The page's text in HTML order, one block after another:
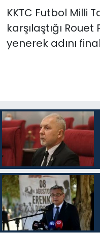
KKTC Futbol Milli
karşılaştığı
yenerek adını
Yazarlar